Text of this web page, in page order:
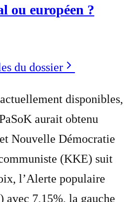
ou européen ?
du dossier
disponibles,
aurait obtenu
Nouvelle Démocratie
(KKE) suit
l’Alerte populaire
avec 7,15%, la gauche